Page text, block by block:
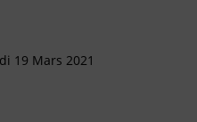
19 Mars 2021